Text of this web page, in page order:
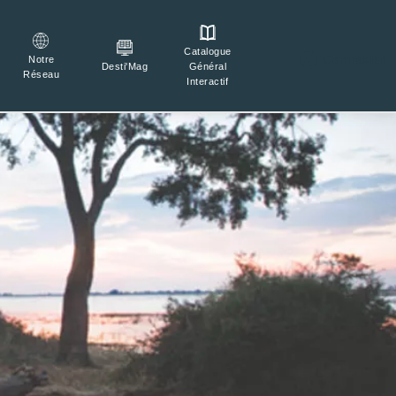
Notre
Réseau
Desti'Mag
Catalogue
Général
Interactif